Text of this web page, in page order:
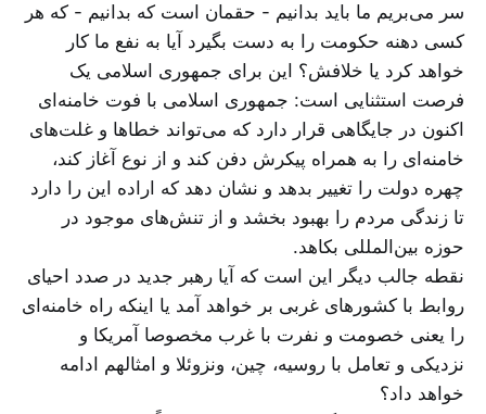
سر می‌بریم ما باید بدانیم - حقمان است که بدانیم - که هر
کسی دهنه حکومت را به دست بگیرد آیا به نفع ما کار
خواهد کرد یا خلافش؟ این برای جمهوری اسلامی یک
فرصت استثنایی است: جمهوری اسلامی با فوت خامنه‌ای
اکنون در جایگاهی قرار دارد که می‌تواند خطاها و غلت‌های
خامنه‌ای را به همراه پیکرش دفن کند و از نوع آغاز کند،
چهره دولت را تغییر بدهد و نشان دهد که اراده این را دارد
تا زندگی مردم را بهبود بخشد و از تنش‌های موجود در
حوزه بین‌المللی بکاهد.
نقطه جالب دیگر این است که آیا رهبر جدید در صدد احیای
روابط با کشورهای غربی بر خواهد آمد یا اینکه راه خامنه‌ای
را یعنی خصومت و نفرت با غرب مخصوصا آمریکا و
نزدیکی و تعامل با روسیه، چین، ونزوئلا و امثالهم ادامه
خواهد داد؟